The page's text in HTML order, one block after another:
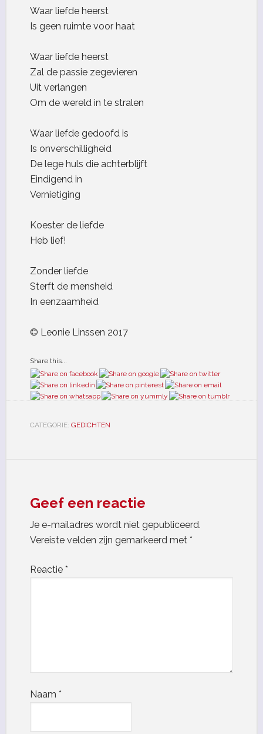
Waar liefde heerst
Is geen ruimte voor haat
Waar liefde heerst
Zal de passie zegevieren
Uit verlangen
Om de wereld in te stralen
Waar liefde gedoofd is
Is onverschilligheid
De lege huls die achterblijft
Eindigend in
Vernietiging
Koester de liefde
Heb lief!
Zonder liefde
Sterft de mensheid
In eenzaamheid
© Leonie Linssen 2017
Share this...
CATEGORIE: GEDICHTEN
Geef een reactie
Je e-mailadres wordt niet gepubliceerd.
Vereiste velden zijn gemarkeerd met *
Reactie *
Naam *